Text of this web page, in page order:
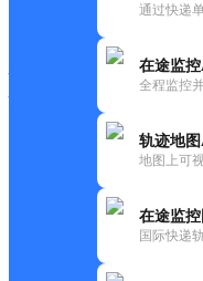
通过快递
在途监
全程监控
轨迹地
地图上可
在途监
国际快递
中通
乌鲁
更新时间